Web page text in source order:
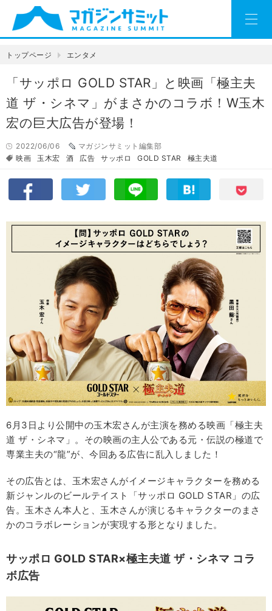
トップページ エンタメ
「サッポロ GOLD STAR」と映画「極主夫
道 ザ・シネマ」がまさかのコラボ！W玉木
宏の巨大広告が登場！
2022/06/06
マガジンサミット編集部
映画
玉木宏 酒 広告 サッポロ GOLD STAR 極主夫道
6月3日より公開中の玉木宏さんが主演を務める映画「極主夫
道 ザ・シネマ」。その映画の主人公である元・伝説の極道で
専業主夫の“龍”が、今回ある広告に乱入しました！
その広告とは、玉木宏さんがイメージキャラクターを務める
新ジャンルのビールテイスト「サッポロ GOLD STAR」の広
告。玉木さん本人と、玉木さんが演じるキャラクターのまさ
かのコラボレーションが実現する形となりました。
サッポロ GOLD STAR×極主夫道 ザ・シネマ コラ
ボ広告